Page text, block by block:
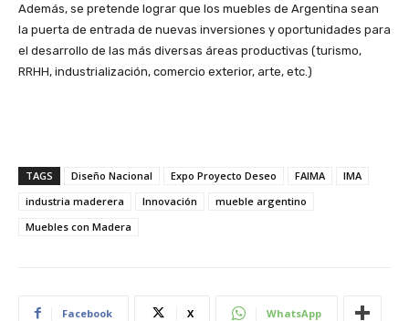
Además, se pretende lograr que los muebles de Argentina sean
la puerta de entrada de nuevas inversiones y oportunidades para
el desarrollo de las más diversas áreas productivas (turismo,
RRHH, industrialización, comercio exterior, arte, etc.)
TAGS Diseño Nacional Expo Proyecto Deseo FAIMA
IMA
industria maderera
Innovación
mueble argentino
Muebles con Madera
Facebook X WhatsApp